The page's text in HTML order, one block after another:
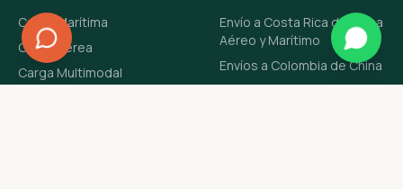
Carga Marítima
Carga Aérea
Carga Multimodal
Envío a Costa Rica de China
Aéreo y Marítimo
Envíos a Colombia de China